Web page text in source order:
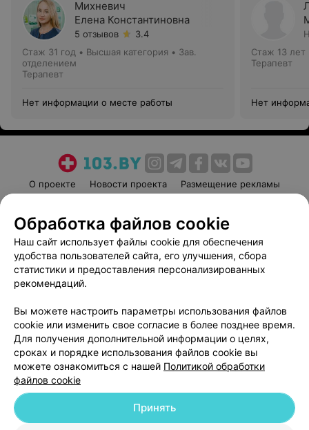
Михневич
Елена Константиновна
5 отзывов
3.4
Стаж 31 год • Высшая категория • Зав.
отделением
Терапевт
Нет информации о месте работы
Стаж 13 лет
Терапевт
Нет
О проекте Новости проекта
Размещение рекламы
Пользовательское соглашение
Способы оплаты
Вакансии
Партнеры
Написать руководителю 103.by
Обработка персональных данных
© 2026 ООО «Артокс Лаб», УНП 191700409
| 220012, Республика Беларусь,
Обработка файлов cookie
Наш сайт использует файлы cookie для обеспечения
удобства пользователей сайта, его улучшения, сбора
статистики и предоставления персонализированных
рекомендаций.
Вы можете настроить параметры использования файлов
cookie или изменить свое согласие в более позднее время.
Для получения дополнительной информации о целях,
сроках и порядке использования файлов cookie вы
можете ознакомиться с нашей Политикой обработки
файлов cookie
Принять